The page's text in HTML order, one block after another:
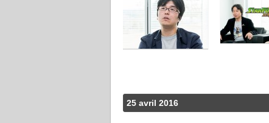
25 avril 2016